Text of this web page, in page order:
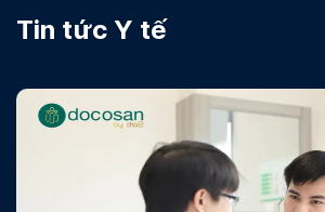
Tin tức Y tế